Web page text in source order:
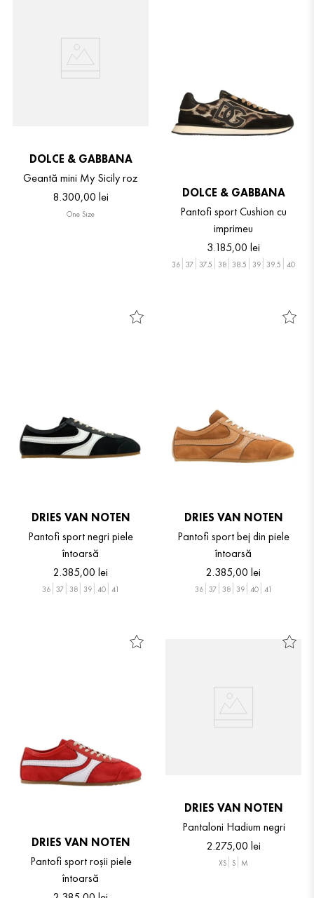
DOLCE & GABBANA
Geantă mini My Sicily roz
8.300,00 lei
One Size
DOLCE & GABBANA
Pantofi sport Cushion cu
imprimeu
3.185,00 lei
36 37 37.5 38 38.5 39 39.5 40
DRIES VAN NOTEN
Pantofi sport negri piele
întoarsă
2.385,00 lei
36 37 38 39 40 41
DRIES VAN NOTEN
Pantofi sport bej din piele
întoarsă
2.385,00 lei
36 37 38 39 40 41
DRIES VAN NOTEN
Pantofi sport roșii piele
întoarsă
DRIES VAN NOTEN
Pantaloni Hadium negri
2.275,00 lei
XS S M